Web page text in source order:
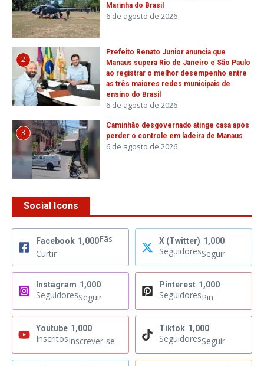
Marinha do Brasil
6 de agosto de 2026
2
Prefeito Renato Junior anuncia que
Manaus supera Rio de Janeiro e São Paulo
ao registrar o melhor desempenho entre
as três maiores redes municipais de
ensino do Brasil
6 de agosto de 2026
3
Caminhão desgovernado atinge casa após
perder o controle em ladeira de Manaus
6 de agosto de 2026
Social Icons
Facebook 1,000Fãs
Curtir
X (Twitter) 1,000
SeguidoresSeguir
Instagram 1,000
SeguidoresSeguir
Pinterest 1,000
SeguidoresPin
Youtube 1,000
InscritosInscrever-se
Tiktok 1,000
SeguidoresSeguir